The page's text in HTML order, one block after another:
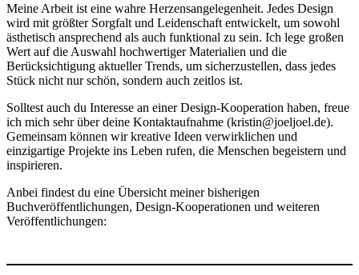
Meine Arbeit ist eine wahre Herzensangelegenheit. Jedes Design
wird mit größter Sorgfalt und Leidenschaft entwickelt, um sowohl
ästhetisch ansprechend als auch funktional zu sein. Ich lege großen
Wert auf die Auswahl hochwertiger Materialien und die
Berücksichtigung aktueller Trends, um sicherzustellen, dass jedes
Stück nicht nur schön, sondern auch zeitlos ist.
Solltest auch du Interesse an einer Design-Kooperation haben, freue
ich mich sehr über deine Kontaktaufnahme (kristin@joeljoel.de).
Gemeinsam können wir kreative Ideen verwirklichen und
einzigartige Projekte ins Leben rufen, die Menschen begeistern und
inspirieren.
Anbei findest du eine Übersicht meiner bisherigen
Buchveröffentlichungen, Design-Kooperationen und weiteren
Veröffentlichungen: